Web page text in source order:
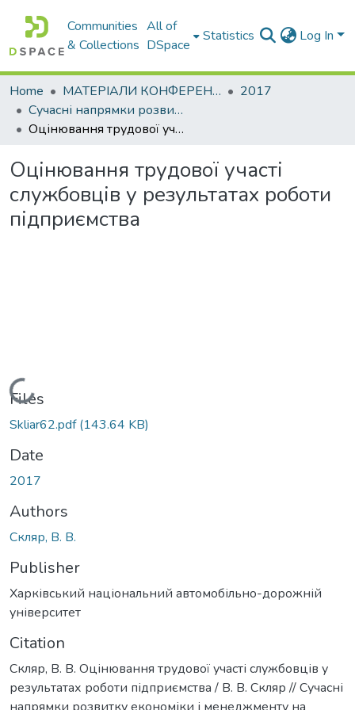
Communities
& Collections
All of
DSpace
Statistics Log In
Home МАТЕРІАЛИ КОНФЕРЕНЦІЙ
2017
Сучасні напрямки розвитку економіки і менеджменту на підприємствах України
Оцінювання трудової участі службовців у результатах роботи підприємства
Оцінювання трудової участі
службовців у результатах роботи
підприємства
Loading...
Files
Skliar62.pdf(143.64 KB)
Date
2017
Authors
Скляр, В. В.
Publisher
Харківський національний автомобільно-дорожній
університет
Citation
Скляр, В. В. Оцінювання трудової участі службовців у
результатах роботи підприємства / В. В. Скляр // Сучасні